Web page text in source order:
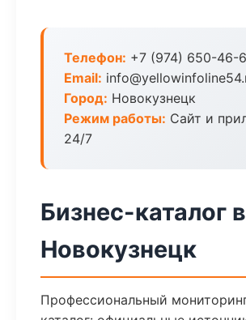
Телефон: +7 (974) 650-46-
Email:
Город: Новокузнецк
Режим работы: Сайт и
24/7
Бизнес-каталог в
Новокузнецк
Профессиональный